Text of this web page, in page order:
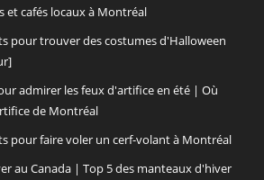
et cafés locaux à Montréal
pour trouver des costumes d'Halloween
admirer les feux d'artifice en été | Où
de Montréal
pour faire voler un cerf-volant à Montréal
au Canada | Top 5 des manteaux d'hiver